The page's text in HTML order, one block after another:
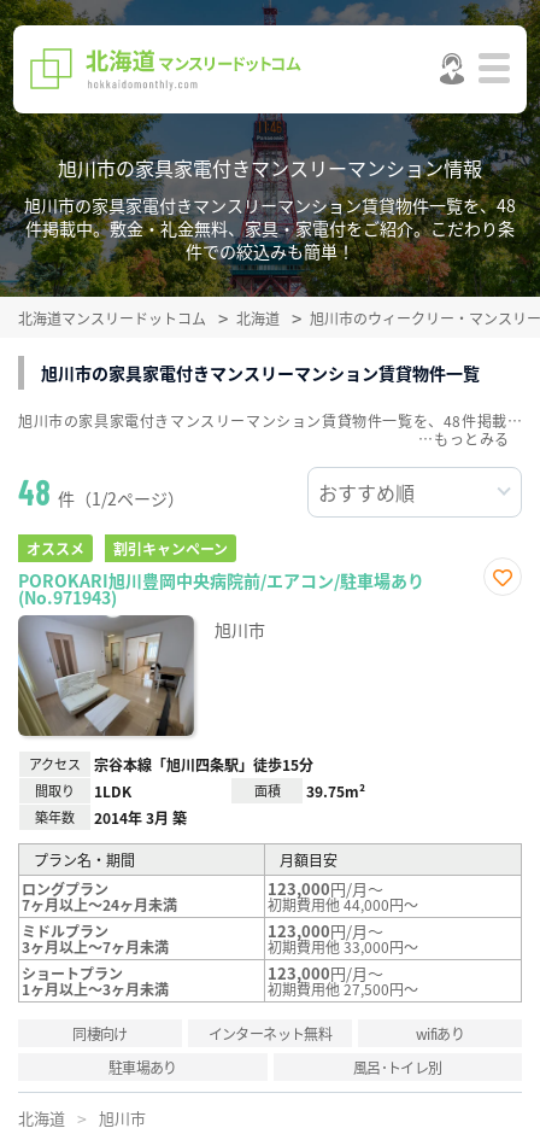
旭川市の家具家電付きマンスリーマンション情報
旭川市の家具家電付きマンスリーマンション賃貸物件一覧を、48
件掲載中。敷金・礼金無料、家具・家電付をご紹介。こだわり条
件での絞込みも簡単！
北海道マンスリードットコム 北海道 旭川市のウィークリー・マンスリ
旭川市の家具家電付きマンスリーマンション賃貸物件一覧
48 件（1/2ページ）
オススメ 割引キャンペーン
POROKARI旭川豊岡中央病院前/エアコン/駐車場あり
(No.971943)
旭川市
アクセス 宗谷本線「旭川四条駅」徒歩15分
間取り 1LDK 面積 39.75m²
築年数 2014年 3月 築
プラン名・期間
月額目安
ロングプラン
7ヶ月以上～24ヶ月未満
123,000円/月～
初期費用他 44,000円～
ミドルプラン
3ヶ月以上～7ヶ月未満
123,000円/月～
初期費用他 33,000円～
ショートプラン
1ヶ月以上～3ヶ月未満
123,000円/月～
初期費用他 27,500円～
同棲向け インターネット無料
wifiあり
駐車場あり
風呂･トイレ別
北海道 旭川市
旭川市の家具家電付きマンスリーマンション賃貸物件一覧を、48件掲載中。敷金・礼金無料、家具・家電付をご紹介。こだわり条件での絞込みも簡単！
…